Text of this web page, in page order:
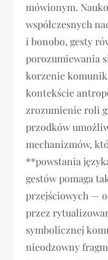
mówionym.
współczesnych
i bonobo, gesty
porozumiewania
korzenie
kontekście
zrozumienie roli
przodków
mechanizmów,
**powstania
gestów pomaga
przejściowych —
przez
symbolicznej
nieodzowny